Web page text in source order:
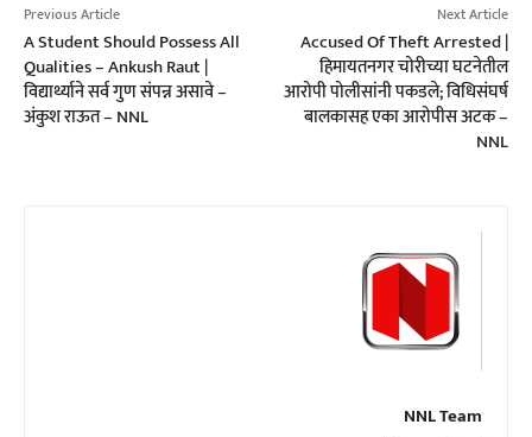
Previous Article
A Student Should Possess All
Qualities – Ankush Raut |
विद्यार्थ्याने सर्व गुण संपन्न असावे –
अंकुश राऊत – NNL
Next Article
Accused Of Theft Arrested |
हिमायतनगर चोरीच्या घटनेतील
आरोपी पोलीसांनी पकडले; विधिसंघर्ष
बालकासह एका आरोपीस अटक –
NNL
NNL Team